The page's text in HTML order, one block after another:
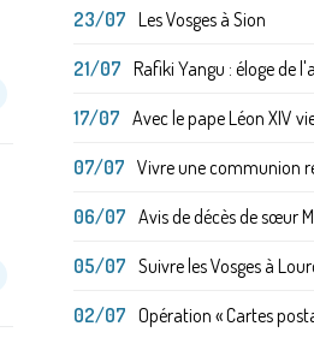
23/07 Les Vosges à Sion
21/07 Rafiki Yangu : éloge de
17/07 Avec le pape Léon XIV
07/07 Vivre une communion
06/07 Avis de décès de sœur
05/07 Suivre les Vosges à
02/07 Opération « Cartes